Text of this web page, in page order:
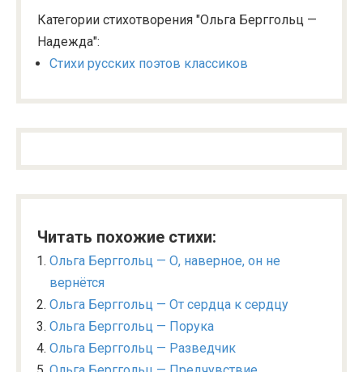
Категории стихотворения "Ольга Берггольц —
Надежда":
Стихи русских поэтов классиков
Читать похожие стихи:
Ольга Берггольц — О, наверное, он не
вернётся
Ольга Берггольц — От сердца к сердцу
Ольга Берггольц — Порука
Ольга Берггольц — Разведчик